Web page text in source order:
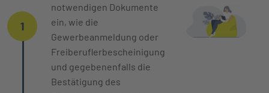
1
notwendigen Dokumente
ein, wie die
Gewerbeanmeldung oder
Freiberuflerbescheinigung
und gegebenenfalls die
Bestätigung des